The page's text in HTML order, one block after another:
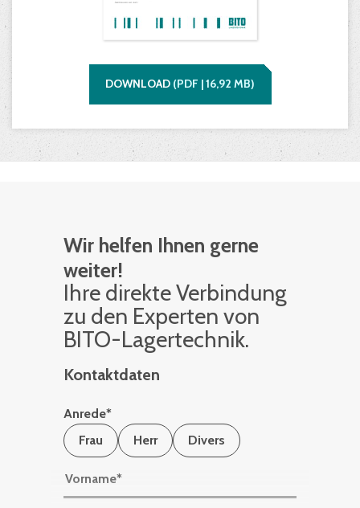
DOWNLOAD (PDF |16,92 MB)
Wir helfen Ihnen gerne
weiter!
Ihre di­rek­te Ver­bin­dung
zu den Ex­per­ten von
BITO-La­ger­tech­nik.
Kontaktdaten
Anrede*
Frau
Herr Divers
Vorname*